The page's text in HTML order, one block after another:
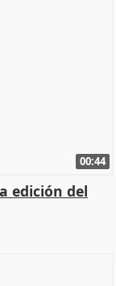
00:44
edición del